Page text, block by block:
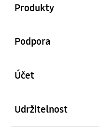
Produkty
Podpora
Účet
Udržitelnost